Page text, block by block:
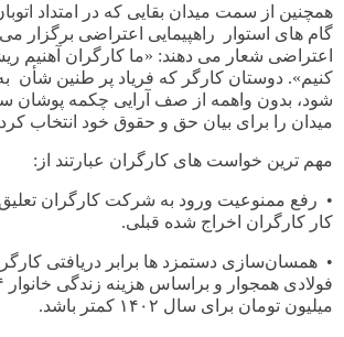
همچنین از سمت میدان بقایی که در امتداد
گام های استوار راهپیمایی اعتراضی برگزار
اعتراضی شعار می دهند: «ما کارگران آهنیم
کنیم». دوستان کارگر که فریاد پر طنین شأن
شود، بدون واهمه از صف آرایی چکمه پوشان
میدان را برای بیان حق و حقوق خود انتخاب
مهم ترین خواست های کارگران عبارتند از :
• رفع ممنوعیت ورود به شرکت کارگران
کار کارگران اخراج شده قبلی.
• همسان‌سازی دستمزد ها برابر دریافتی
فولادی همجوار و براساس هزینه زندگی خانوار
میلیون تومان برای سال ۱۴۰۲ کمتر باشد.